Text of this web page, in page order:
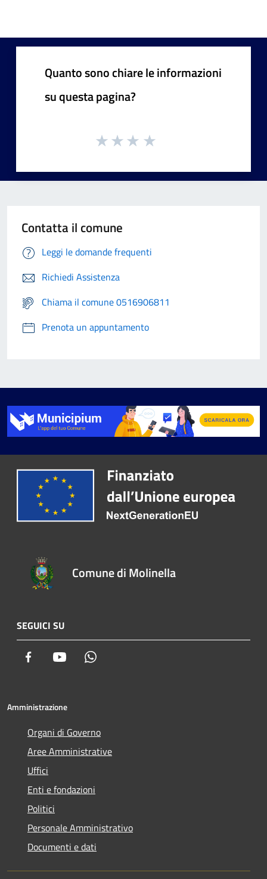
Quanto sono chiare le informazioni
su questa pagina?
Contatta il comune
Leggi le domande frequenti
Richiedi Assistenza
Chiama il comune 0516906811
Prenota un appuntamento
Comune di Molinella
SEGUICI SU
Facebook Youtube
Amministrazione
Organi di Governo
Aree Amministrative
Uffici
Enti e fondazioni
Politici
Personale Amministrativo
Documenti e dati